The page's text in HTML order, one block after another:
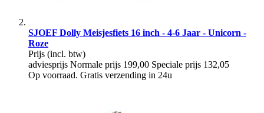
SJOEF Dolly Meisjesfiets 16 inch - 4-6 Jaar - Unicorn -
Roze
Prijs (incl. btw)
adviesprijs Normale prijs 199,00 Speciale prijs 132,05
Op voorraad. Gratis verzending in 24u